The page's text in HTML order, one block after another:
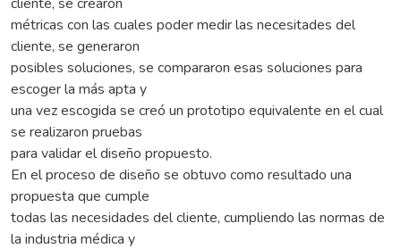
métricas con las cuales poder medir las necesitades del
cliente, se generaron
posibles soluciones, se compararon esas soluciones para
escoger la más apta y
una vez escogida se creó un prototipo equivalente en el cual
se realizaron pruebas
para validar el diseño propuesto.
En el proceso de diseño se obtuvo como resultado una
propuesta que cumple
todas las necesidades del cliente, cumpliendo las normas de
la industria médica y